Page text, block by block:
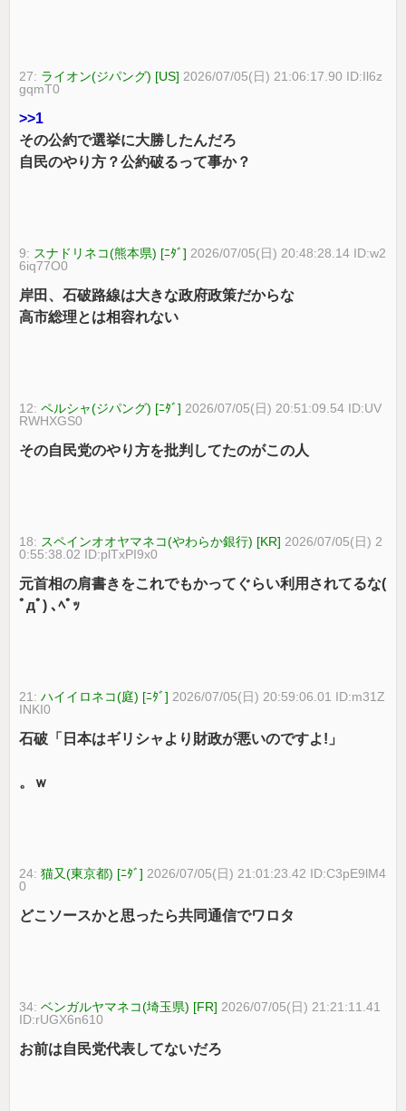
27: ライオン(ジパング) [US] 2026/07/05(日) 21:06:17.90 ID:Il6z
gqmT0
>>1
その公約で選挙に大勝したんだろ
自民のやり方？公約破るって事か？
9: スナドリネコ(熊本県) [ﾆﾀﾞ] 2026/07/05(日) 20:48:28.14 ID:w2
6iq77O0
岸田、石破路線は大きな政府政策だからな
高市総理とは相容れない
12:ペルシャ(ジパング) [ﾆﾀﾞ] 2026/07/05(日) 20:51:09.54 ID:UV
RWHXGS0
その自民党のやり方を批判してたのがこの人
18: スペインオオヤマネコ(やわらか銀行) [KR] 2026/07/05(日) 2
0:55:38.02 ID:plTxPI9x0
元首相の肩書きをこれでもかってぐらい利用されてるな(
ﾟдﾟ) ､ﾍﾟｯ
21:ハイイロネコ(庭) [ﾆﾀﾞ] 2026/07/05(日) 20:59:06.01 ID:m31Z
INKI0
石破「日本はギリシャより財政が悪いのですよ!」
。ｗ
24:猫又(東京都) [ﾆﾀﾞ] 2026/07/05(日) 21:01:23.42 ID:C3pE9lM4
0
どこソースかと思ったら共同通信でワロタ
34:ベンガルヤマネコ(埼玉県) [FR] 2026/07/05(日) 21:21:11.41
ID:rUGX6n610
お前は自民党代表してないだろ